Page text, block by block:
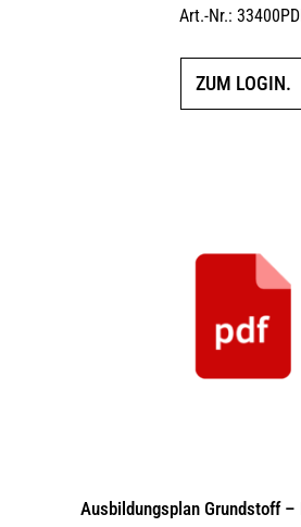
Art.-Nr.:
ZUM LOGIN.
Ausbildungsplan Grundstoff –